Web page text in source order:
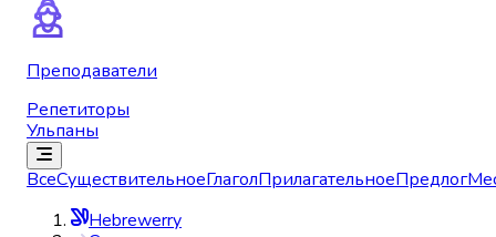
Преподаватели
Репетиторы
Ульпаны
ВсеСуществительноеГлаголПрилагательноеПредлог
Hebrewerry